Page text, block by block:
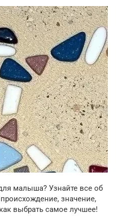
малыша? Узнайте все об
значение,
выбрать самое лучшее!